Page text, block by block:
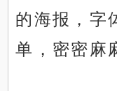
的海报，字
单，密密麻